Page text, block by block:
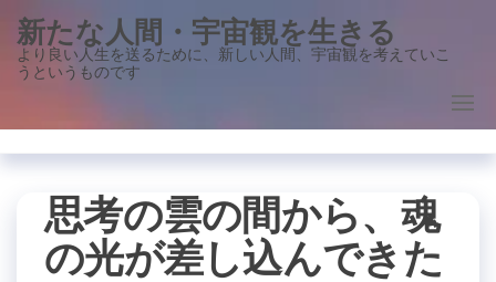
ン
に
新たな人間・宇宙観を生きる
より良い人生を送るために、新しい人間、宇宙観を考えていこ
うというものです
思考の雲の間から、魂
の光が差し込んできた